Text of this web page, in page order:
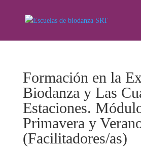
Formación en la
Biodanza y Las
Estaciones.
Primavera y
(Facilitadores/as)